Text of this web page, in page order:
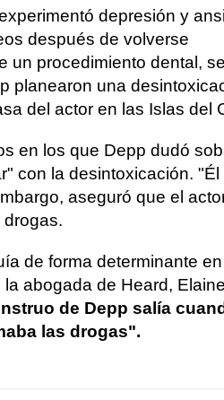
depresión y
después de volverse
un procedimiento dental,
planearon una
del actor en las Islas del
en los que Depp dudó
con la desintoxicación. "Él
aseguró que el
de forma determinante
abogada de Heard, Elaine
de Depp salía
las drogas".